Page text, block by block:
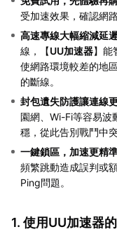
受加速效果，確認網
高速專線大幅縮減延
線，【UU加速器】能
使網路環境較差的地
的斷線。
封包遺失防護讓連線
園網、Wi-Fi等容易波
穩，從此告別戰鬥中
一鍵鎖區，加速更精
頻繁跳動造成誤判或
Ping問題。
1. 使用UU加速器